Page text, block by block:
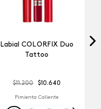
Labial COLORFIX Duo
Tattoo
$11.200 $10.640
Pimienta Caliente